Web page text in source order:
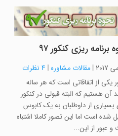
برنامه ریزی کنکور ۹۷
|مقالات مشاوره | 4 نظرات
یکی از اتفاقاتی است که هر ساله
آن هستیم که البته قبولی در کنکور
بسیاری از داوطلبان به یک کابوس
شده است اما این تصور کاملا اشتباه
عبور از این...